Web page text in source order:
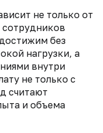
не только от
без
нагрузки, а
внутри
не только с
считают
и объема